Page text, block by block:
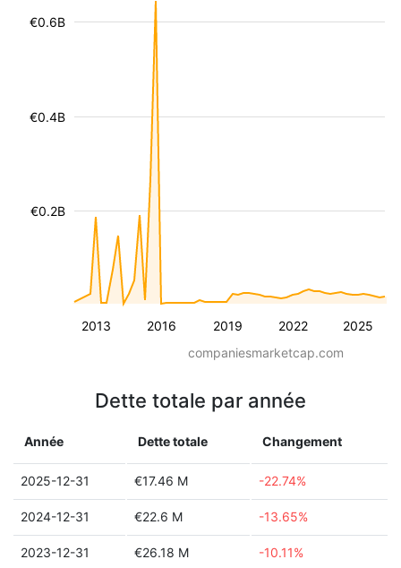
2013 2016 2019 2022 2025
€0.2B
€0.4B
€0.6B
companiesmarketcap.com
Dette totale par année
Année Dette totale Changement
2025-12-31 €17.46 M -22.74%
2024-12-31 €22.6 M -13.65%
2023-12-31 €26.18 M -10.11%